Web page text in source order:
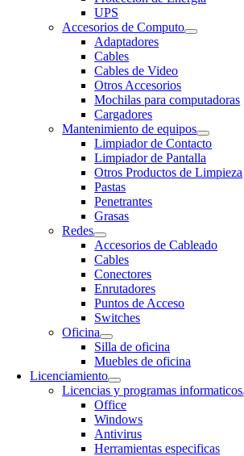
UPS
Accesorios de Computo
Adaptadores
Cables
Cables de Video
Otros Accesorios
Mochilas para computadoras
Cargadores
Mantenimiento de equipos
Limpiador de Contacto
Limpiador de Pantalla
Otros Productos de Limpieza
Pastas
Penetrantes
Grasas
Redes
Accesorios de Cableado
Cables
Conectores
Enrutadores
Puntos de Acceso
Switches
Oficina
Silla de oficina
Muebles de oficina
Licenciamiento
Licencias y programas informaticos
Office
Windows
Antivirus
Herramientas especificas